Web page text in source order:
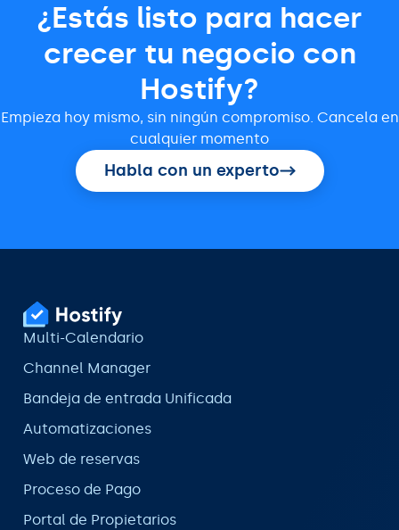
¿Estás listo para hacer
crecer tu negocio con
Hostify?
Empieza hoy mismo, sin ningún compromiso. Cancela en
cualquier momento
Habla con un experto
Multi-Calendario
Channel Manager
Bandeja de entrada Unificada
Automatizaciones
Web de reservas
Proceso de Pago
Portal de Propietarios